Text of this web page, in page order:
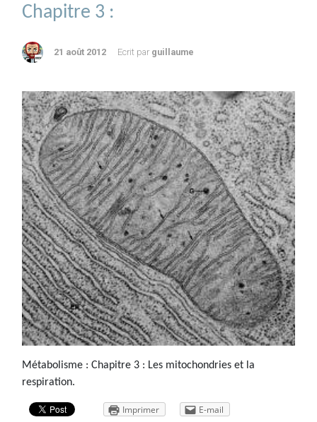
Chapitre 3 :
21 août 2012 Ecrit par guillaume
Métabolisme : Chapitre 3 : Les mitochondries et la
respiration.
Imprimer E-mail